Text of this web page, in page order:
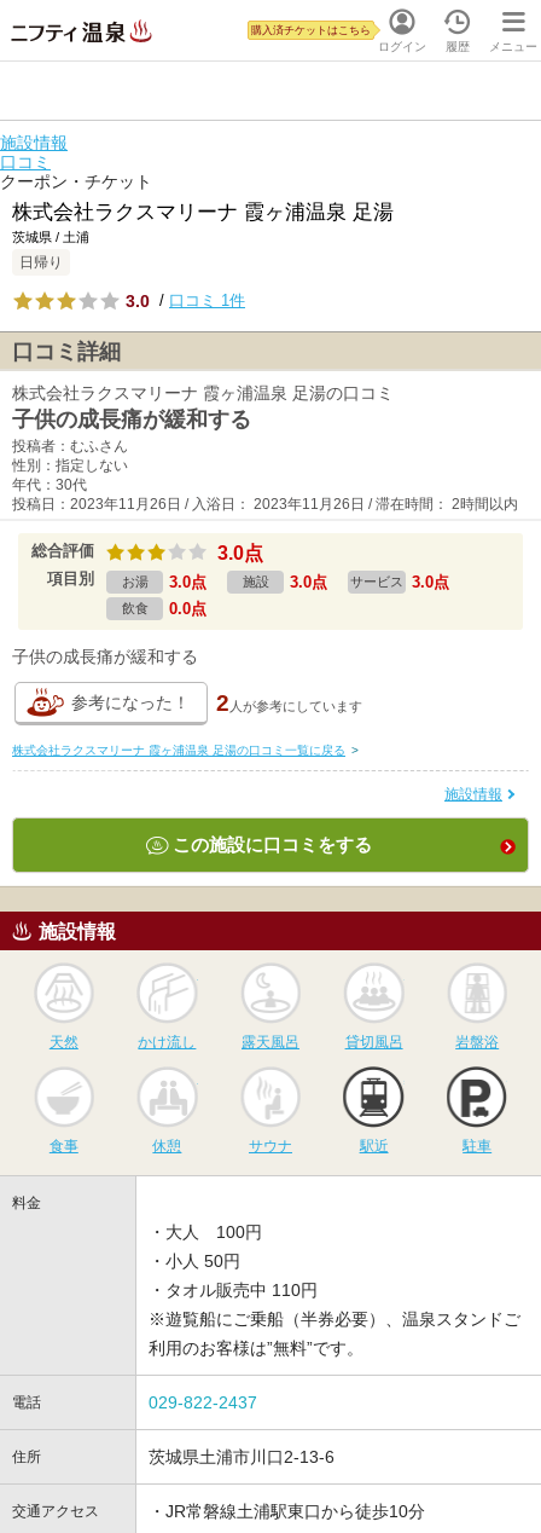
ログイン
購入済チケットはこちら
履歴 メニュー
施設情報
口コミ
クーポン・チケット
株式会社ラクスマリーナ 霞ヶ浦温泉 足湯
茨城県 / 土浦
日帰り
3.0 / 口コミ 1件
口コミ詳細
株式会社ラクスマリーナ 霞ヶ浦温泉 足湯の口コミ
子供の成長痛が緩和する
投稿者：むふさん
性別：指定しない
年代：30代
投稿日：2023年11月26日 / 入浴日： 2023年11月26日 / 滞在時間： 2時間以内
総合評価 3.0点
項目別 お湯 3.0点 施設 3.0点 サービス 3.0点
飲食 0.0点
子供の成長痛が緩和する
参考になった！ 2 人が参考にしています
株式会社ラクスマリーナ 霞ヶ浦温泉 足湯の口コミ一覧に戻る >
施設情報
この施設に口コミをする
施設情報
天然
かけ流し
かけ流し
露天風呂
露天風呂
貸切風呂
貸切風呂 岩盤浴
食事 休憩
サウナ
サウナ 駅近 駐車
料金
・大人 100円
・小人 50円
・タオル販売中 110円
※遊覧船にご乗船（半券必要）、温泉スタンドご
利用のお客様は”無料”です。
電話 029-822-2437
住所 茨城県土浦市川口2-13-6
交通アクセス ・JR常磐線土浦駅東口から徒歩10分